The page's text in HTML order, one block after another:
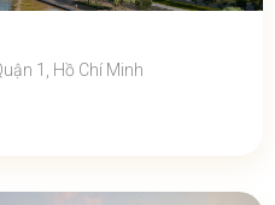
1, Hồ Chí Minh